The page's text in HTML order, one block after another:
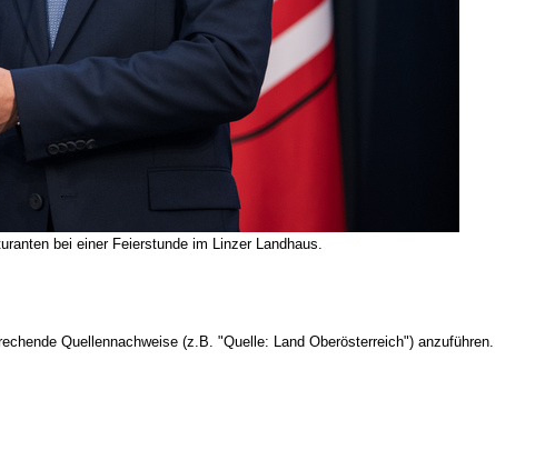
bei einer Feierstunde im Linzer Landhaus.
Quellennachweise (z.B. "Quelle: Land Oberösterreich") anzuführen.